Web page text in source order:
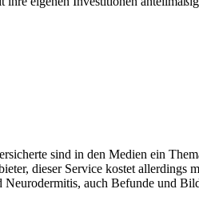
sind in den Medien ein
dieser Service kostet
auch Befunde und